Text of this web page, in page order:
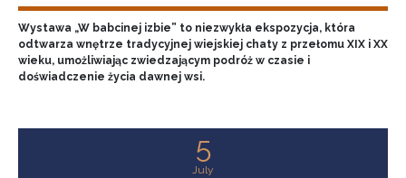
Wystawa „W babcinej izbie” to niezwykła ekspozycja, która
odtwarza wnętrze tradycyjnej wiejskiej chaty z przełomu XIX i XX
wieku, umożliwiając zwiedzającym podróż w czasie i
doświadczenie życia dawnej wsi.
5
July